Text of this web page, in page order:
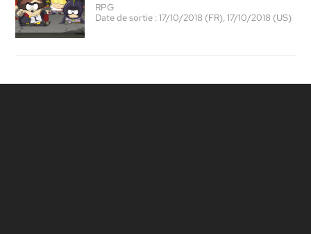
RPG
Date de sortie :17/10/2018 (FR), 17/10/2018 (US)